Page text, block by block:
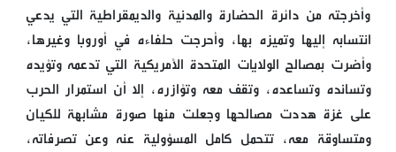
وأخرجته من دائرة الحضارة والمدنية والديمقراطية التي يدعي
انتسابه إليها وتميزه بها، وأحرجت حلفاءه في أوروبا وغيرها،
وأضرت بمصالح الولايات المتحدة الأمريكية التي تدعمه وتؤيده
وتسانده وتساعده، وتقف معه وتؤازره، إلا أن استمرار الحرب
على غزة هددت مصالحها وجعلت منها صورة مشابهة للكيان
ومتساوقة معه، تتحمل كامل المسؤولية عنه وعن تصرفاته،